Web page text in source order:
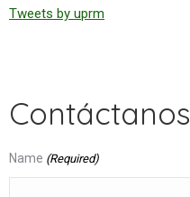
Tweets by uprm
Contáctanos
Name (Required)